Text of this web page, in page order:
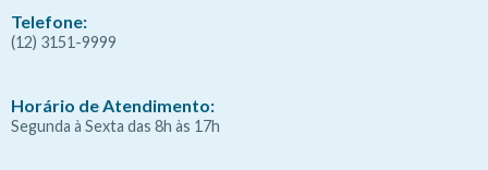
Telefone:
(12) 3151-9999
Horário de Atendimento:
Segunda à Sexta das 8h às 17h